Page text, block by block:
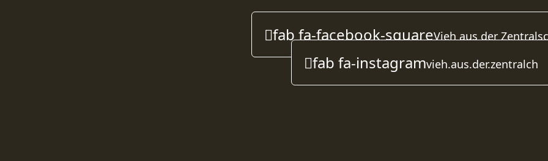
fab fa-facebook-squareVieh aus der
fab fa-instagramvieh.aus.der.zentralch